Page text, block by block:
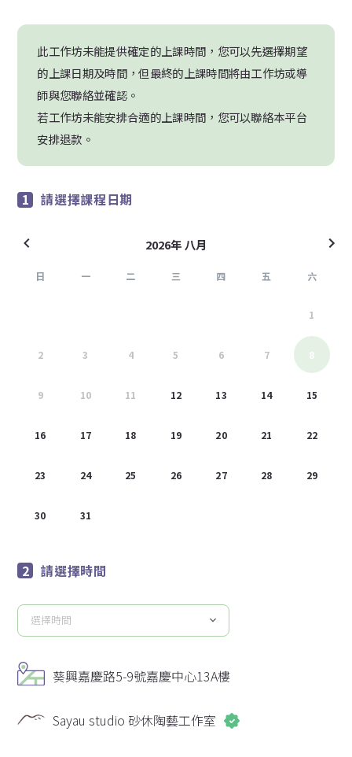
此工作坊未能提供確定的上課時間，您可以先選擇期望
的上課日期及時間，但最終的上課時間將由工作坊或導
師與您聯絡並確認。
若工作坊未能安排合適的上課時間，您可以聯絡本平台
安排退款。
請選擇課程日期
2026年 八月
日 一 二 三 四 五 六
1
2 3 4 5 6 7 8
9 10 11 12 13 14 15
16 17 18 19 20 21 22
23 24 25 26 27 28 29
30 31
請選擇時間
選擇時間
請
擇
時 葵興嘉慶路5-9號嘉慶中心13A樓
Sayau studio 砂休陶藝工作室